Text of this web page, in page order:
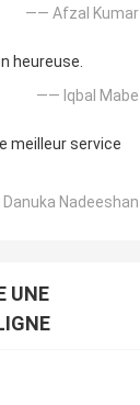
—— Afzal Kumar
heureuse.
—— Iqbal Mabe
meilleur service
Nadeeshan
UNE